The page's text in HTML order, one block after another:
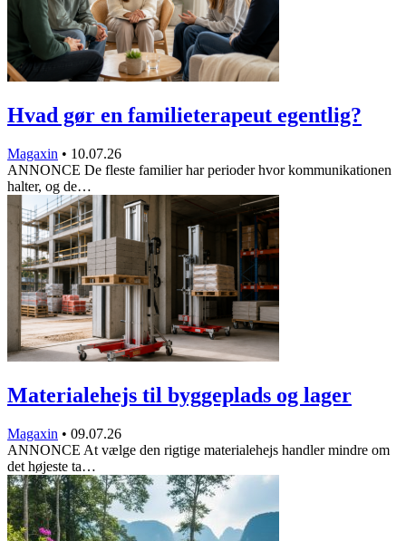
Hvad gør en familieterapeut egentlig?
Magaxin • 10.07.26
ANNONCE De fleste familier har perioder hvor kommunikationen
halter, og de…
Materialehejs til byggeplads og lager
Magaxin • 09.07.26
ANNONCE At vælge den rigtige materialehejs handler mindre om
det højeste ta…